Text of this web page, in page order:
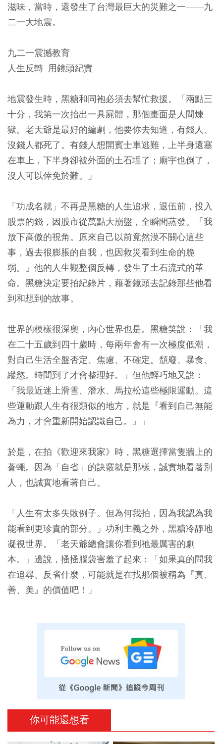
滋味，當時，還發生了台灣最巨大的災難之一——九
二一大地震。
九二一震撼教育
人生反轉 用鏡頭紀實
地震發生時，黑糖和同袍必須去幫忙救援。「兩點三
十分，我第一次抬出一具屍體，那個畫面是人間煉
獄。老天爺是最好的編劇，他要你去知道，有錢人、
沒錢人都死了。有錢人想開賓士車逃難，上半身還塞
在車上，下半身卻被外面的土石埋了；廟宇也倒了，
沒人可以倖免於難。」
「功成名就」不再是黑糖的人生追求，退伍前，投入
股票的錢，因股市從萬點大崩盤，全瞬間蒸發。「我
放下高傲的視角。原來自己以前竟然漠不關心這些
事，過去很膨脹的自我，也因救災看到生命的脆
弱。」他的人生觀整個反轉，發生了土石流式的革
命。黑糖決定要拍紀錄片，藉著鏡頭去記錄那些他看
到和想到的故事。
世界的模樣很深奧，內心世界也是。黑糖笑說：「我
在二十五歲到四十歲時，每兩年會有一次極度低潮，
對自己生活全盤否定、焦慮、不確定。頹廢、暴食、
縱慾。時間到了才會整理好。」但他輕巧地又說：
「我最近迷上滑雪、潛水、馬拉松這些極限運動。這
些運動跟人生有很類似的地方，就是『看到自己無能
為力，才會重新開始認識自己。』」
於是，在拍《歡迎來我家》時，黑糖選擇當隻牆上的
蒼蠅。因為「自省」的訣竅就是那樣，誠實地看著別
人，也誠實地看著自己。
「人生有太多失敗例子。但為何我拍，因為我認為我
能看到更珍貴的部分。」功利主義之外，黑糖冷靜地
凝視世界。「老天爺總會讓你看到祂最厲害的劇
本。」邊說，搔搔腦袋害羞了起來：「如果真的問我
在追尋、反省什麼，可能就是在找那個被稱為『真、
善、美』的價值吧！」
你可能還想看